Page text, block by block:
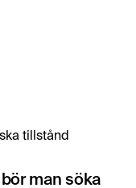
tillstånd
man söka